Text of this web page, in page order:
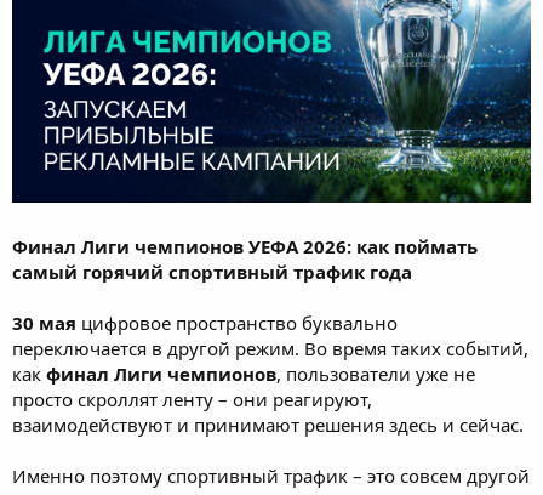
Финал Лиги чемпионов УЕФА 2026: как поймать
самый горячий спортивный трафик года
30 мая цифровое пространство буквально
переключается в другой режим. Во время таких событий,
как финал Лиги чемпионов, пользователи уже не
просто скроллят ленту – они реагируют,
взаимодействуют и принимают решения здесь и сейчас.
Именно поэтому спортивный трафик – это совсем другой